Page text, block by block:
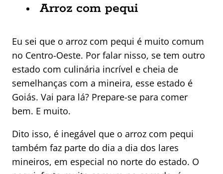
Arroz com pequi
Eu sei que o arroz com pequi é muito comum
no Centro-Oeste. Por falar nisso, se tem outro
estado com culinária incrível e cheia de
semelhanças com a mineira, esse estado é
Goiás. Vai para lá? Prepare-se para comer
bem. E muito.
Dito isso, é inegável que o arroz com pequi
também faz parte do dia a dia dos lares
mineiros, em especial no norte do estado. O